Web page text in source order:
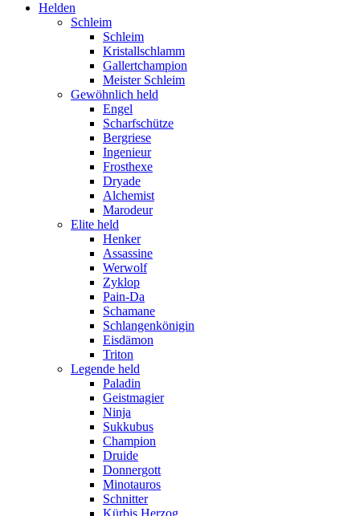
Helden
Schleim
Schleim
Kristallschlamm
Gallertchampion
Meister Schleim
Gewöhnlich held
Engel
Scharfschütze
Bergriese
Ingenieur
Frosthexe
Dryade
Alchemist
Marodeur
Elite held
Henker
Assassine
Werwolf
Zyklop
Pain-Da
Schamane
Schlangenkönigin
Eisdämon
Triton
Legende held
Paladin
Geistmagier
Ninja
Sukkubus
Champion
Druide
Donnergott
Minotauros
Schnitter